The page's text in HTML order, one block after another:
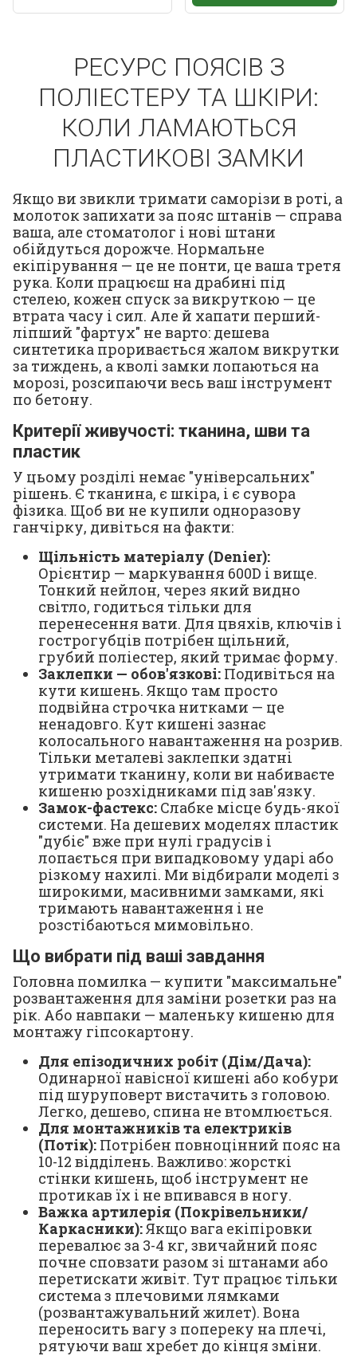
РЕСУРС ПОЯСІВ З
ПОЛІЕСТЕРУ ТА ШКІРИ:
КОЛИ ЛАМАЮТЬСЯ
ПЛАСТИКОВІ ЗАМКИ
Якщо ви звикли тримати саморізи в роті, а
молоток запихати за пояс штанів — справа
ваша, але стоматолог і нові штани
обійдуться дорожче. Нормальне
екіпірування — це не понти, це ваша третя
рука. Коли працюєш на драбині під
стелею, кожен спуск за викруткою — це
втрата часу і сил. Але й хапати перший-
ліпший "фартух" не варто: дешева
синтетика проривається жалом викрутки
за тиждень, а кволі замки лопаються на
морозі, розсипаючи весь ваш інструмент
по бетону.
Критерії живучості: тканина, шви та
пластик
У цьому розділі немає "універсальних"
рішень. Є тканина, є шкіра, і є сувора
фізика. Щоб ви не купили одноразову
ганчірку, дивіться на факти:
Щільність матеріалу (Denier):
Орієнтир — маркування 600D і вище.
Тонкий нейлон, через який видно
світло, годиться тільки для
перенесення вати. Для цвяхів, ключів і
гострогубців потрібен щільний,
грубий поліестер, який тримає форму.
Заклепки — обов'язкові: Подивіться на
кути кишень. Якщо там просто
подвійна строчка нитками — це
ненадовго. Кут кишені зазнає
колосального навантаження на розрив.
Тільки металеві заклепки здатні
утримати тканину, коли ви набиваєте
кишеню розхідниками під зав'язку.
Замок-фастекс: Слабке місце будь-якої
системи. На дешевих моделях пластик
"дубіє" вже при нулі градусів і
лопається при випадковому ударі або
різкому нахилі. Ми відбирали моделі з
широкими, масивними замками, які
тримають навантаження і не
розстібаються мимовільно.
Що вибрати під ваші завдання
Головна помилка — купити "максимальне"
розвантаження для заміни розетки раз на
рік. Або навпаки — маленьку кишеню для
монтажу гіпсокартону.
Для епізодичних робіт (Дім/Дача):
Одинарної навісної кишені або кобури
під шуруповерт вистачить з головою.
Легко, дешево, спина не втомлюється.
Для монтажників та електриків
(Потік): Потрібен повноцінний пояс на
10-12 відділень. Важливо: жорсткі
стінки кишень, щоб інструмент не
протикав їх і не впивався в ногу.
Важка артилерія (Покрівельники/
Каркасники):Якщо вага екіпіровки
перевалює за 3-4 кг, звичайний пояс
почне сповзати разом зі штанами або
перетискати живіт. Тут працює тільки
система з плечовими лямками
(розвантажувальний жилет). Вона
переносить вагу з попереку на плечі,
рятуючи ваш хребет до кінця зміни.